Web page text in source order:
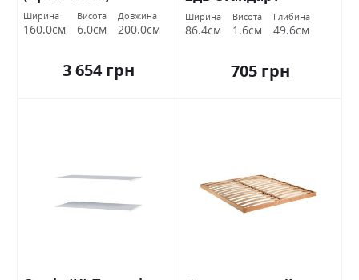
Ширина
160.0см
Висота
6.0см
Довжина
200.0см
3 654 грн
Ширина
86.4см
Висота
1.6см
Глибина
49.6см
705 грн